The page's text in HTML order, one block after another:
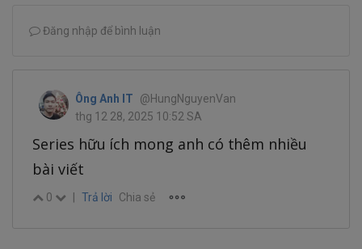
Đăng nhập để bình luận
Ông Anh IT
@HungNguyenVan
thg 12 28, 2025 10:52 SA
Series hữu ích mong anh có thêm nhiều
bài viết
0 Trả lời Chia sẻ